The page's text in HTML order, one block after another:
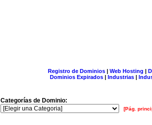
Registro de Dominios| Web Hosting |
Dominios Expirados | Industrias |
Categorías de Dominio:
[Pág.